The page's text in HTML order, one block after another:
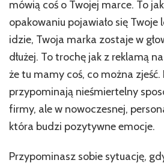
mówią coś o Twojej marce. To
opakowaniu pojawiało się Twoje
idzie, Twoja marka zostaje w
dłużej. To trochę jak z reklamą
że tu mamy coś, co można zjeść.
przypominają nieśmiertelny
firmy, ale w nowoczesnej,
która budzi pozytywne emocje.
Przypominasz sobie sytuację,